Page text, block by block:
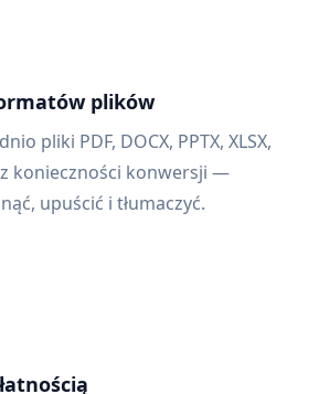
plików
pliki PDF, DOCX, PPTX, XLSX,
konieczności konwersji —
upuścić i tłumaczyć.